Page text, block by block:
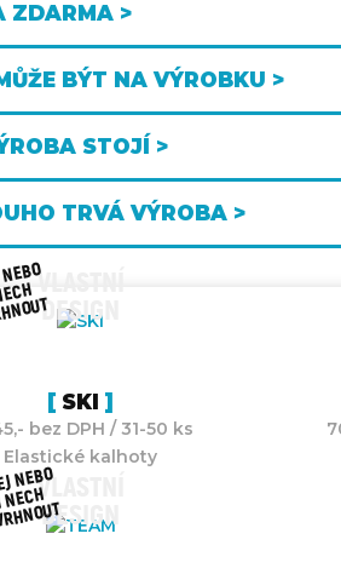
ZDARMA >
BÝT NA VÝROBKU >
STOJÍ >
TRVÁ VÝROBA >
VLASTNÍ
DESIGN
SKI
bez DPH / 31-50 ks
Elastické kalhoty
VLASTNÍ
DESIGN
NEBO